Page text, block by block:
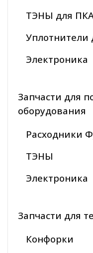
ТЭНЫ для
Уплотнители
Электроника
Запчасти для
оборудования
Расходники
ТЭНЫ
Электроника
Запчасти для
Конфорки